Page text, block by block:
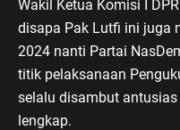
Wakil Ketua Komisi I
disapa Pak Lutfi ini juga
2024 nanti Partai
titik pelaksanaan
selalu disambut
lengkap.